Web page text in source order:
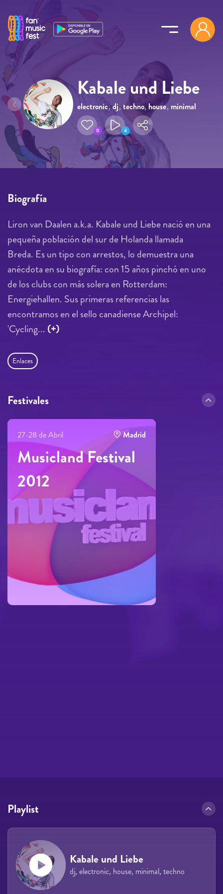
Kabale und Liebe
electronic, dj, techno, house, minimal
0 4
Biografía
Liron van Daalen a.k.a. Kabale und Liebe nació en una
pequeña población del sur de Holanda llamada
Breda. Es un tipo con arrestos, lo demuestra una
anécdota en su biografía: con 15 años pinchó en uno
de los clubs con más solera en Rotterdam:
Energiehallen. Sus primeras referencias las
encontramos en el sello canadiense Archipel:
'Cycling... (+)
Enlaces
Festivales
27-28 de Abril Madrid
Musicland Festival
2012
Playlist
Kabale und Liebe
dj, electronic, house, minimal, techno